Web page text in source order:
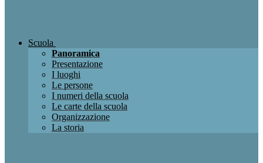
Scuola
Panoramica
Presentazione
I luoghi
Le persone
I numeri della scuola
Le carte della scuola
Organizzazione
La storia